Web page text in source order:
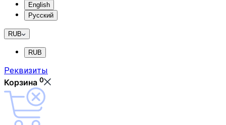
English
Русский
RUB
RUB
Реквизиты
Корзина 0